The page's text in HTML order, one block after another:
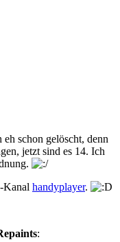
schon gelöscht, denn
jetzt sind es 14. Ich
Kanal handyplayer.
: